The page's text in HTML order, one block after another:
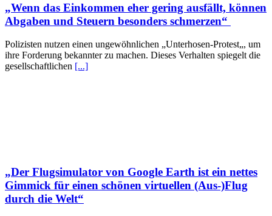
„Wenn das Einkommen eher gering ausfällt, können
Abgaben und Steuern besonders schmerzen“
Polizisten nutzen einen ungewöhnlichen „Unterhosen-Protest„, um
ihre Forderung bekannter zu machen. Dieses Verhalten spiegelt die
gesellschaftlichen [...]
„Der Flugsimulator von Google Earth ist ein nettes
Gimmick für einen schönen virtuellen (Aus-)Flug
durch die Welt“